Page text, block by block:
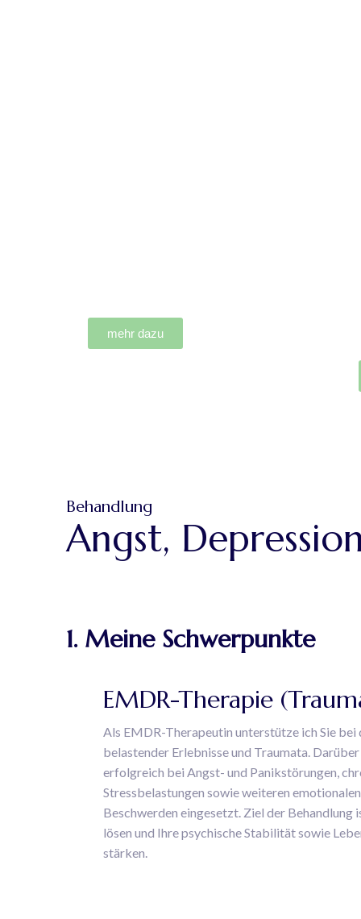
mehr dazu
Behandlung
Angst,
1. Meine Schwerpunkte
EMDR-Therapie
Als EMDR-Therapeutin unterstütze ich Sie
belastender Erlebnisse und Traumata.
erfolgreich bei Angst- und Panikstörungen,
Stressbelastungen sowie weiteren
Beschwerden eingesetzt. Ziel der Behandlung
lösen und Ihre psychische Stabilität sowie
stärken.